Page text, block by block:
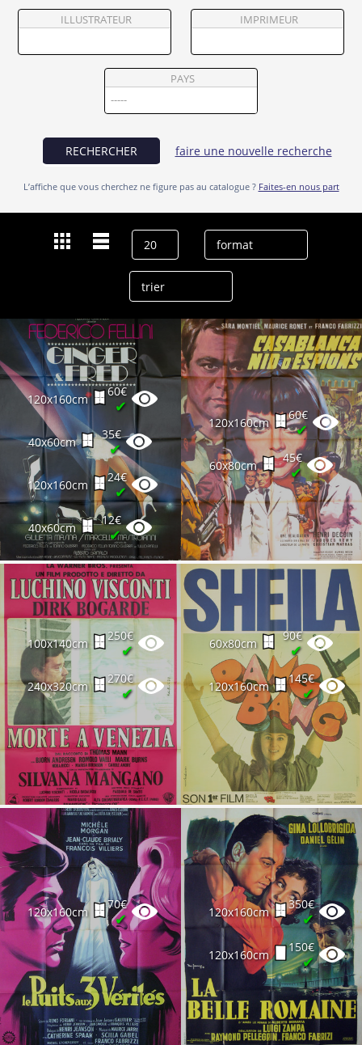
Vendre
ILLUSTRATEUR IMPRIMEUR
PAYS
RECHERCHER faire une nouvelle recherche
L’affiche que vous cherchez ne figure pas au catalogue ? Faites-en nous part
120x160cm
60€
✔
40x60cm
35€
✔
120x160cm
24€
✔
40x60cm
12€
✔
120x160cm
60€
✔
60x80cm
45€
✔
100x140cm
250€
✔
240x320cm
270€
✔
60x80cm
90€
✔
120x160cm
145€
✔
120x160cm
70€
✔ 120x160cm
350€
✔
120x160cm
150€
✔